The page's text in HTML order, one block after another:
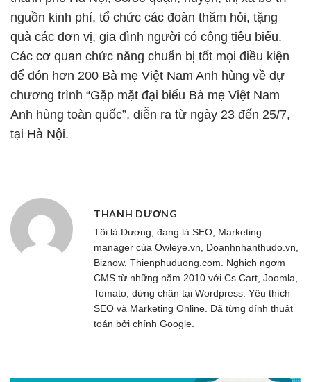
nguồn kinh phí, tổ chức các đoàn thăm hỏi, tặng
quà các đơn vị, gia đình người có công tiêu biểu.
Các cơ quan chức năng chuẩn bị tốt mọi điều kiện
để đón hơn 200 Bà mẹ Việt Nam Anh hùng về dự
chương trình “Gặp mặt đại biểu Bà mẹ Việt Nam
Anh hùng toàn quốc”, diễn ra từ ngày 23 đến 25/7,
tại Hà Nội.
THANH DƯƠNG
Tôi là Dương, đang là SEO, Marketing
manager của Owleye.vn, Doanhnhanthudo.vn,
Biznow, Thienphuduong.com. Nghịch ngợm
CMS từ những năm 2010 với Cs Cart, Joomla,
Tomato, dừng chân tại Wordpress. Yêu thích
SEO và Marketing Online. Đã từng dính thuật
toán bởi chính Google.